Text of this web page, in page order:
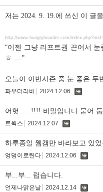
저는 2024. 9. 19.에 쓰신 이 글
http://www.hungryboarder.com/
"이젠 그냥 리프트권 끈어서
ㅎ ...."
오늘이 이번시즌 중 눈 좋은
파우더러버 2024.12.06
어헛 .....!!!! 비밀입니다 묻어
트윅스 2024.12.07
하루종일 웹캠만 바라보고 있
엉덩이로탄다 2024.12.06
부...부... 럽습니다.
언제나맑은날 2024.12.14